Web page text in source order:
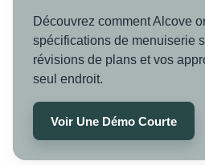
Découvrez comment Alcove
spécifications de menuiserie
révisions de plans et vos
seul endroit.
Voir Une Démo Courte